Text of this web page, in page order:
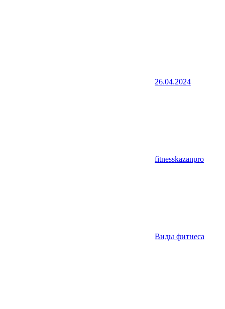
26.04.2024
fitnesskazanpro
Виды фитнеса